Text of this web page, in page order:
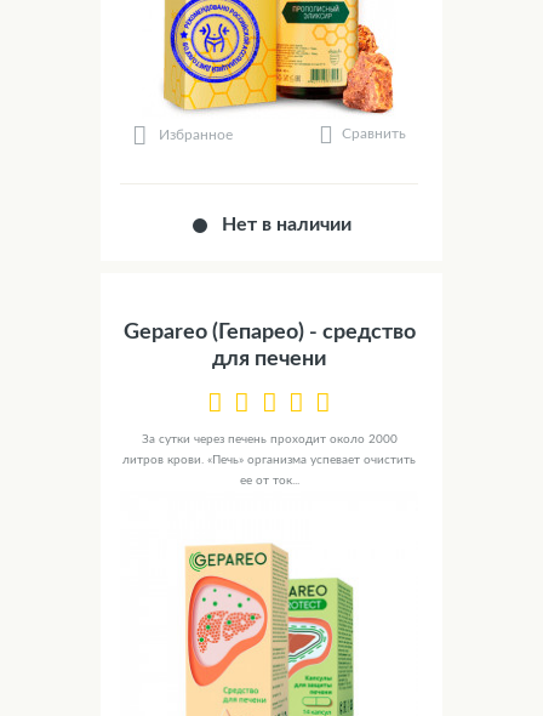
Избранное Сравнить
Нет в наличии
Gepareo (Гепарео) - средство
для печени
За сутки через печень проходит около 2000
литров крови. «Печь» организма успевает очистить
ее от ток...